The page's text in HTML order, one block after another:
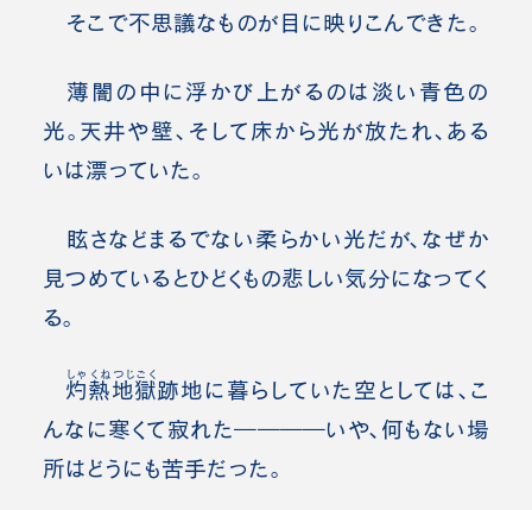
そこで不思議なものが目に映りこんできた。
薄闇の中に浮かび上がるのは淡い青色の
光。天井や壁、そして床から光が放たれ、ある
いは漂っていた。
眩さなどまるでない柔らかい光だが、なぜか
見つめているとひどくもの悲しい気分になってく
る。
灼熱地獄
しゃくねつじごく
跡地に暮らしていた空としては、こ
んなに寒くて寂れた――――いや、何もない場
所はどうにも苦手だった。